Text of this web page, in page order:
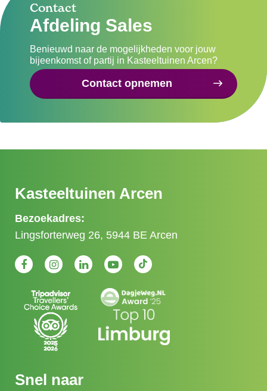
Contact
Afdeling Sales
Benieuwd naar de mogelijkheden voor jouw
bijeenkomst of partij in Kasteeltuinen Arcen?
Contact opnemen
Kasteeltuinen Arcen
Bezoekadres:
Lingsforterweg 26, 5944 BE Arcen
Snel naar